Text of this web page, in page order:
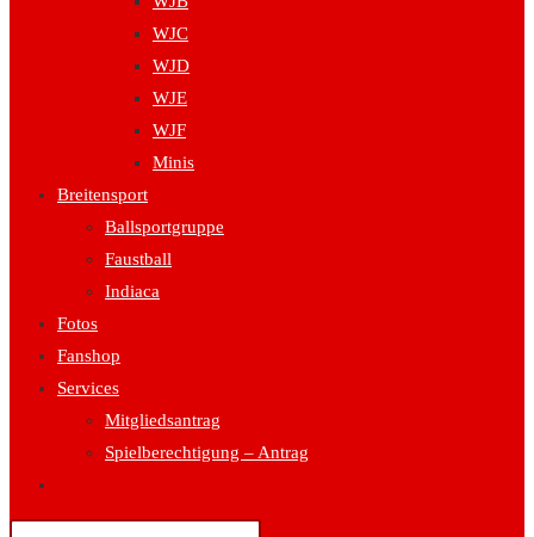
WJC
WJD
WJE
WJF
Minis
Breitensport
Ballsportgruppe
Faustball
Indiaca
Fotos
Fanshop
Services
Mitgliedsantrag
Spielberechtigung – Antrag
Suche